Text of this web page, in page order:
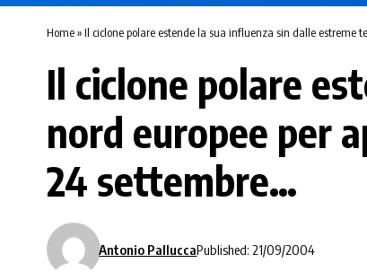
Home»Il ciclone polare estende la sua influenza sin dalle estreme
Il ciclone polare
nord europee per
24 settembre…
Antonio PalluccaPublished: 21/09/2004